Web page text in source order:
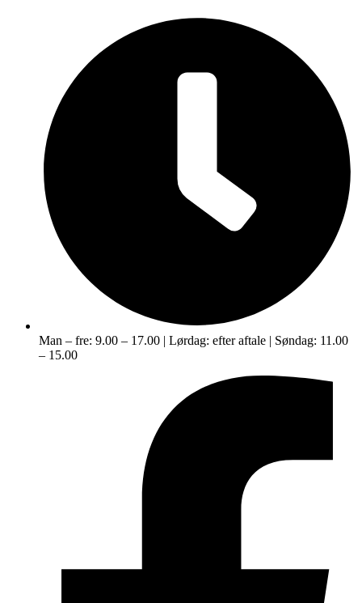
Man – fre: 9.00 – 17.00 | Lørdag: efter aftale | Søndag: 11.00
– 15.00